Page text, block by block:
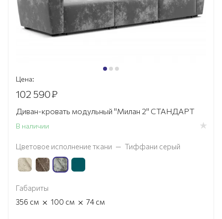
Цена:
102 590₽
Диван-кровать модульный "Милан 2" СТАНДАРТ
В наличии
Цветовое исполнение ткани — Тиффани серый
Габариты
356 см × 100 см × 74 см